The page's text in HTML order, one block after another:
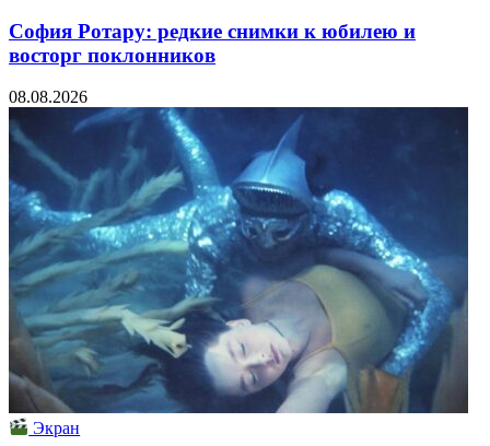
София Ротару: редкие снимки к юбилею и
восторг поклонников
08.08.2026
Экран